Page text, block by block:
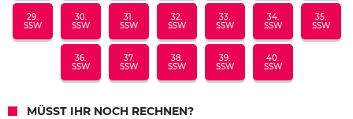
29.
SSW
30.
SSW
31.
SSW
32.
SSW
33.
SSW
34.
SSW
35.
SSW
36.
SSW
37.
SSW
38.
SSW
39.
SSW
40.
SSW
MÜSST IHR NOCH RECHNEN?